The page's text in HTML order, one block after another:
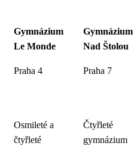
Gymnázium
Le Monde
Gymnázium
Nad Štolou
Praha 4 Praha 7
Osmileté a
čtyřleté
Čtyřleté
gymnázium